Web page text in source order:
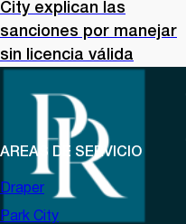
City explican las
sanciones por manejar
sin licencia válida
AREAS DE SERVICIO
Draper
Park City